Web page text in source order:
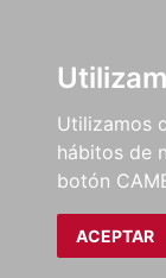
Utilizamos
hábitos de
botón
ACEPTAR
LIBROS